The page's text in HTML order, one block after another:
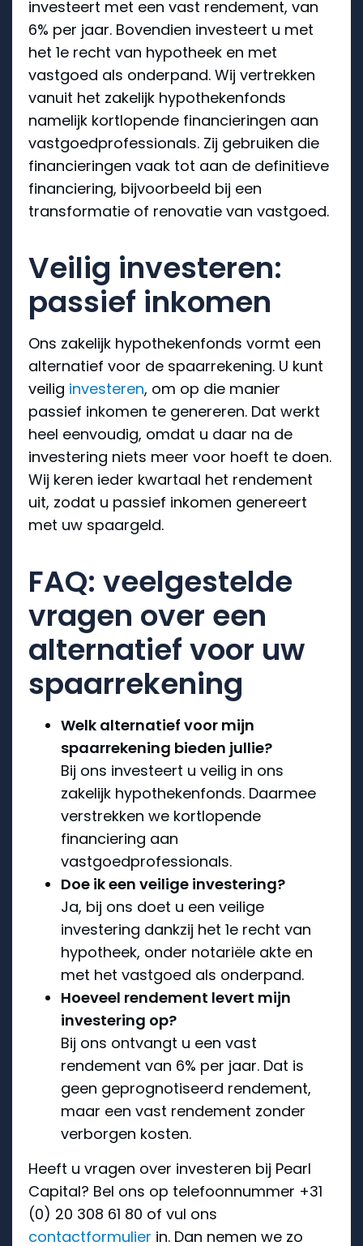
investeert met een vast rendement, van
6% per jaar. Bovendien investeert u met
het 1e recht van hypotheek en met
vastgoed als onderpand. Wij vertrekken
vanuit het zakelijk hypothekenfonds
namelijk kortlopende financieringen aan
vastgoedprofessionals. Zij gebruiken die
financieringen vaak tot aan de definitieve
financiering, bijvoorbeeld bij een
transformatie of renovatie van vastgoed.
Veilig investeren:
passief inkomen
Ons zakelijk hypothekenfonds vormt een
alternatief voor de spaarrekening. U kunt
veilig investeren, om op die manier
passief inkomen te genereren. Dat werkt
heel eenvoudig, omdat u daar na de
investering niets meer voor hoeft te doen.
Wij keren ieder kwartaal het rendement
uit, zodat u passief inkomen genereert
met uw spaargeld.
FAQ: veelgestelde
vragen over een
alternatief voor uw
spaarrekening
Welk alternatief voor mijn
spaarrekening bieden jullie?
Bij ons investeert u veilig in ons
zakelijk hypothekenfonds. Daarmee
verstrekken we kortlopende
financiering aan
vastgoedprofessionals.
Doe ik een veilige investering?
Ja, bij ons doet u een veilige
investering dankzij het 1e recht van
hypotheek, onder notariële akte en
met het vastgoed als onderpand.
Hoeveel rendement levert mijn
investering op?
Bij ons ontvangt u een vast
rendement van 6% per jaar. Dat is
geen geprognotiseerd rendement,
maar een vast rendement zonder
verborgen kosten.
Heeft u vragen over investeren bij Pearl
Capital? Bel ons op telefoonnummer +31
(0) 20 308 61 80 of vul ons
contactformulier in. Dan nemen we zo